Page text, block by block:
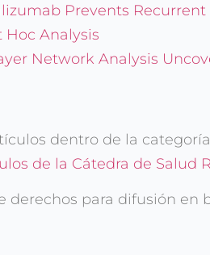
Prevents
Hoc Analysis
Network Analysis
dentro de la categoría
de la Cátedra de Salud
derechos para difusión en